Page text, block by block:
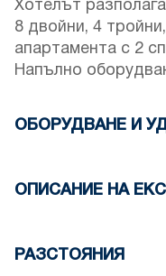
Хотелът
8 двойни, 4
апартамента с 2
Напълно
ОБОРУДВАНЕ И
Климатик
Ютия и дъска за
ОПИСАНИЕ НА
Самостоятелна
РАЗСТОЯНИЯ